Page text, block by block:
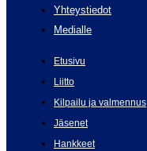
Yhteystiedot
Medialle
Etusivu
Liitto
Kilpailu ja valmennus
Jäsenet
Hankkeet